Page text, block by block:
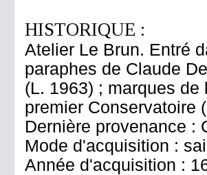
HISTORIQUE :
Atelier Le Brun. Entré
paraphes de Claude
(L. 1963) ; marques
premier Conservatoire
Dernière provenance :
Mode d'acquisition :
Année d'acquisition :